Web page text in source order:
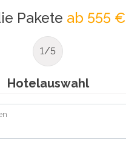
Pakete ab 555 €
1/5
Hotelauswahl